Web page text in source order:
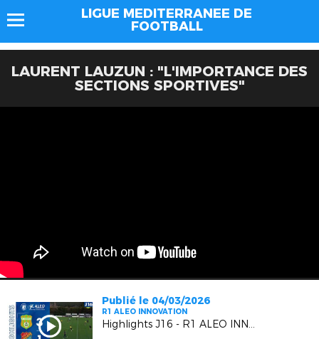
LIGUE MEDITERRANEE DE
FOOTBALL
LAURENT LAUZUN : "L'IMPORTANCE DES
SECTIONS SPORTIVES"
Publié le 04/03/2026
R1 ALEO INNOVATION
Highlights J16 - R1 ALEO INNOVATION | AS Gémenosienne VS EUGA Ardziv